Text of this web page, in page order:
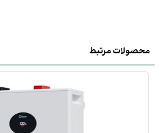
محصولات مرتبط